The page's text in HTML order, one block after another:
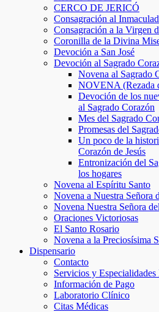
CERCO DE JERICÓ
Consagración al
Consagración a la Virgen
Coronilla de la Divina
Devoción a San José
Devoción al Sagrado
Novena al Sagrado
NOVENA (Rezada
Devoción de los
al Sagrado Corazón
Mes del Sagrado
Promesas del
Un poco de la
Corazón de Jesús
Entronización del
los hogares
Novena al Espíritu Santo
Novena a Nuestra Señora
Novena Nuestra Señora
Oraciones Victoriosas
El Santo Rosario
Novena a la Preciosísima
Dispensario
Contacto
Servicios y Especialidades
Información de Pago
Laboratorio Clínico
Citas Médicas